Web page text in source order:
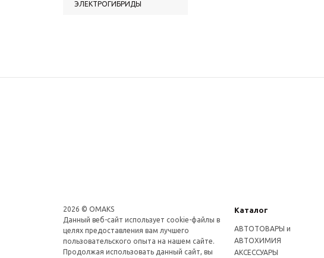
ЭЛЕКТРОГИБРИДЫ
2026 © OMAKS
Данный веб-сайт использует cookie-файлы в
целях предоставления вам лучшего
пользовательского опыта на нашем сайте.
Продолжая использовать данный сайт, вы
Каталог
АВТОТОВАРЫ и
АВТОХИМИЯ
АКСЕССУАРЫ